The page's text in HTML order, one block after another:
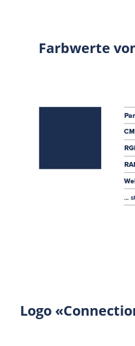
Farbwerte
Logo